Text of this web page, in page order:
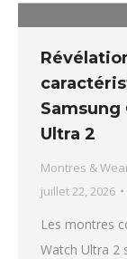
Samsung
Ultra 2
Montres &
juillet 22, 2026
Les montres
Watch Ultra 2